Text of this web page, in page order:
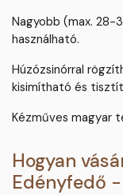
Nagyobb (max. 28-
használható.
Húzózsinórral
kisimítható és
Kézműves magyar
Hogyan
Edényfedő